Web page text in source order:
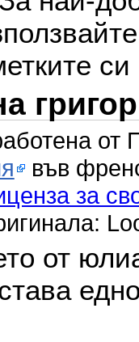
във
за
от